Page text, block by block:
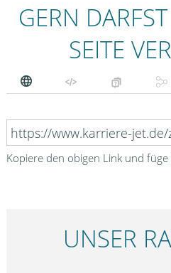
GERN
SEITE
Kopiere den obigen Link und
UNSER